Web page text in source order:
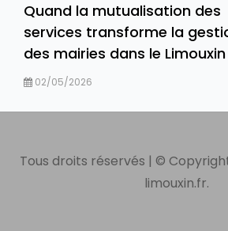
Quand la mutualisation des
services transforme la
des mairies dans le Limouxin
02/05/2026
Tous droits réservés | ©
limouxin.fr.